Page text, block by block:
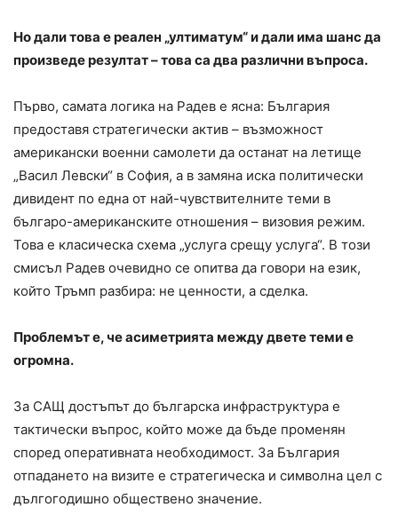
Но дали това е реален „ултиматум“ и дали има шанс да
произведе резултат – това са два различни въпроса.
Първо, самата логика на Радев е ясна: България
предоставя стратегически актив – възможност
американски военни самолети да останат на летище
„Васил Левски“ в София, а в замяна иска политически
дивидент по една от най-чувствителните теми в
българо-американските отношения – визовия режим.
Това е класическа схема „услуга срещу услуга“. В този
смисъл Радев очевидно се опитва да говори на език,
който Тръмп разбира: не ценности, а сделка.
Проблемът е, че асиметрията между двете теми е
огромна.
За САЩ достъпът до българска инфраструктура е
тактически въпрос, който може да бъде променян
според оперативната необходимост. За България
отпадането на визите е стратегическа и символна цел с
дългогодишно обществено значение.